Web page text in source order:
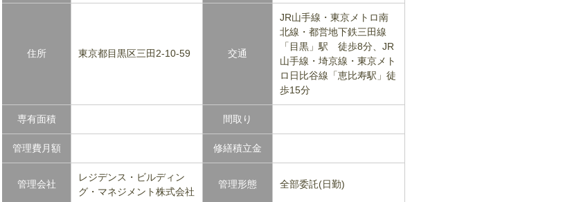
住所 東京都目黒区三田2-10-59 交通
JR山手線・東京メトロ南
北線・都営地下鉄三田線
「目黒」駅 徒歩8分、JR
山手線・埼京線・東京メト
ロ日比谷線「恵比寿駅」徒
歩15分
専有面積 間取り
管理費月額 修繕積立金
管理会社
レジデンス・ビルディン
グ・マネジメント株式会社
管理形態 全部委託(日勤)